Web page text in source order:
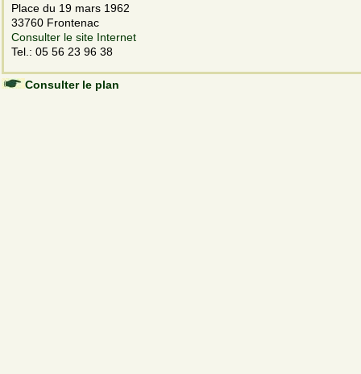
Place du 19 mars 1962
33760 Frontenac
Consulter le site Internet
Tel.: 05 56 23 96 38
Consulter le plan